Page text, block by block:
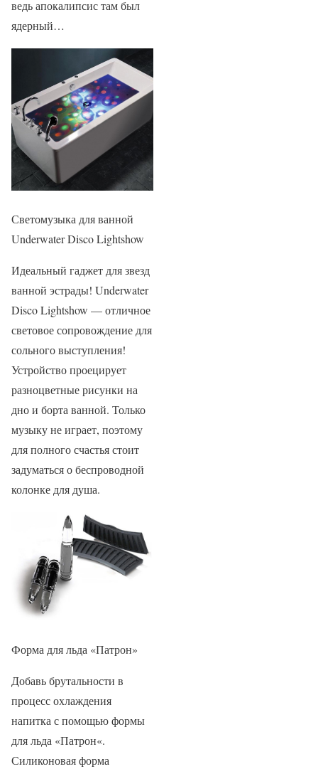
ведь апокалипсис там был
ядерный…
Светомузыка для ванной
Underwater Disco Lightshow
Идеальный гаджет для звезд
ванной эстрады! Underwater
Disco Lightshow — отличное
световое сопровождение для
сольного выступления!
Устройство проецирует
разноцветные рисунки на
дно и борта ванной. Только
музыку не играет, поэтому
для полного счастья стоит
задуматься о беспроводной
колонке для душа.
Форма для льда «Патрон»
Добавь брутальности в
процесс охлаждения
напитка с помощью формы
для льда «Патрон«.
Силиконовая форма